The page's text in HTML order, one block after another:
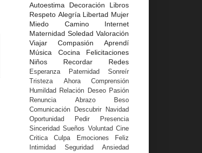
Autoestima
Decoración
Libros
Respeto Alegría Libertad Mujer
Miedo
Camino
Internet
Maternidad Soledad Valoración
Viajar
Compasión
Aprendí
Música
Cocina
Felicitaciones
Niños
Recordar Redes
Esperanza Paternidad
Sonreír
Tristeza
Ahora
Comprensión
Humildad
Relación Deseo Pasión
Renuncia
Abrazo
Beso
Comunicación
Descubrir
Navidad
Oportunidad
Pedir
Presencia
Sinceridad Sueños Voluntad Cine
Critica
Culpa Emociones
Feliz
Intimidad
Seguridad
Ansiedad